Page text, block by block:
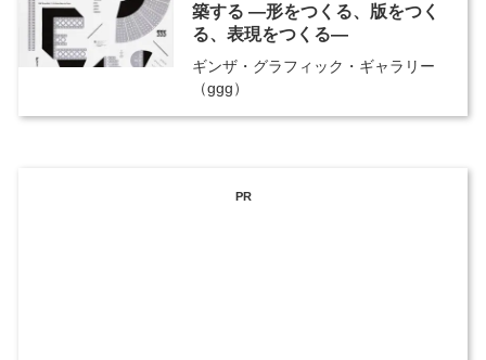
築する ―形をつくる、版をつく
る、表現をつくる―
ギンザ・グラフィック・ギャラリー
（ggg）
PR